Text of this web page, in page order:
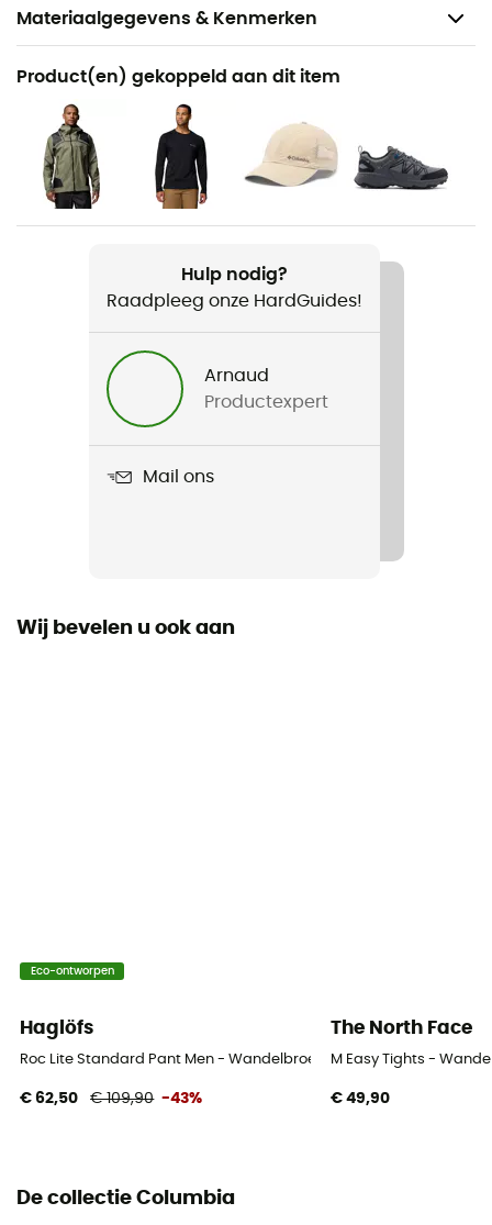
Materiaalgegevens & Kenmerken
Aanbevolen voor
Sneeuwschoenen / Bergbeklimmen / Ski
Bergbeklimmen
Voor
Heren
Whistler Peak Pant
Reflecterende elementen
Product(en) gekoppeld aan dit item
Hulp nodig?
Raadpleeg onze HardGuides!
Arnaud
Productexpert
Mail ons
Wij bevelen u ook aan
Eco-ontworpen
Haglöfs
Roc Lite Standard Pant Men - Wandelbroek - Heren
€ 62,50 € 109,90 -43%
The North Face
M Easy Tights -
€ 49,90
De collectie Columbia